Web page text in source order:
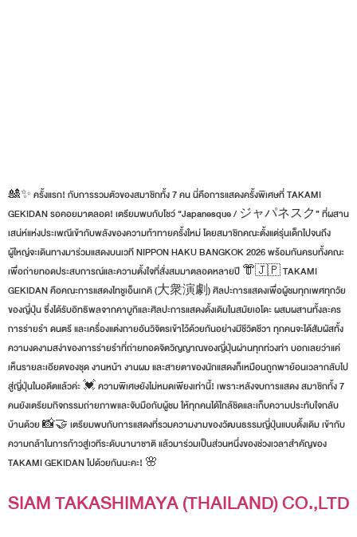
🎎✨ ครั้งแรก! กับการรวมตัวของสมาชิกทั้ง 7 คน นี่คือการแสดงครั้งพิเศษที่ TAKAMI
GEKIDAN รอคอยมาตลอด! เตรียมพบกับโชว์ “Japanesque / ジャパネスク” ที่ผสาน
เสน่ห์แห่งประเพณีเข้ากับพลังของความท้าทายครั้งใหม่ โดยสมาชิกคณะตั้งแต่รุ่นเด็กไปจนถึง
ผู้ใหญ่จะเดินทางมาร่วมแสดงบนเวที NIPPON HAKU BANGKOK 2026 พร้อมกันครบทั้งคณะ
เพื่อถ่ายทอดประสบการณ์และความตั้งใจที่สั่งสมมาตลอดหลายปี 👘🇯🇵 TAKAMI
GEKIDAN คือคณะการแสดงไทชูเอ็นเกคิ (大衆演劇) ศิลปะการแสดงเพื่อผู้ชมทุกเพศทุกวัย
ของญี่ปุ่น ซึ่งได้รับอิทธิพลจากคาบูกิและศิลปะการแสดงดั้งเดิมในสมัยเอโดะ ผสมผสานทั้งละคร
การร่ายรำ ดนตรี และเครื่องแต่งกายอันวิจิตรเข้าไว้ด้วยกันอย่างมีชีวิตชีวา ทุกคนจะได้สัมผัสทั้ง
ความงดงามสง่าของการร่ายรำที่ถ่ายทอดจิตวิญญาณของญี่ปุ่นผ่านทุกท่วงท่า บอกเลยว่าแค่
เห็นรายละเอียดของชุด งานหน้า งานผม และสายตาของนักแสดงก็เหมือนถูกพาย้อนเวลากลับไป
สู่ญี่ปุ่นในอดีตแล้วค่ะ 💓 ความพิเศษยังไม่หมดเพียงเท่านี้! เพราะหลังจบการแสดง สมาชิกทั้ง 7
คนยังเตรียมกิจกรรมถ่ายภาพและจับมือกับผู้ชม ให้ทุกคนได้ใกล้ชิดและเก็บความประทับใจกลับ
บ้านด้วย 📸🤝 เตรียมพบกับการแสดงที่รวมความงามของวัฒนธรรมญี่ปุ่นแบบดั้งเดิม เข้ากับ
ความกล้าในการก้าวสู่เวทีระดับนานาชาติ แล้วมาร่วมเป็นส่วนหนึ่งของช่วงเวลาสำคัญของ
TAKAMI GEKIDAN ไปด้วยกันนะคะ! 🌸
SIAM TAKASHIMAYA (THAILAND) CO.,LTD